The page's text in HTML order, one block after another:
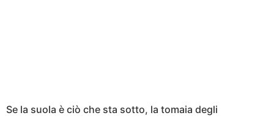
Se la suola è ciò che sta sotto, la tomaia degli